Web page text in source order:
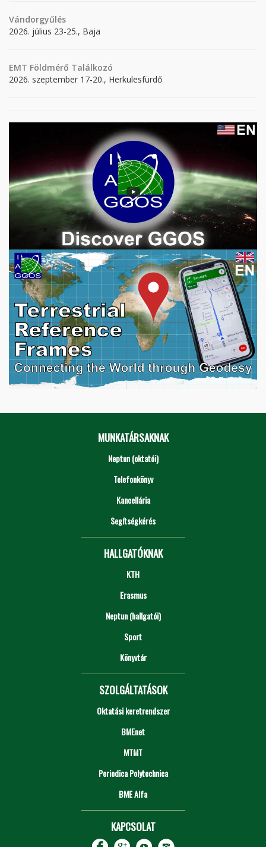
Vándorgyűlés
2026. július 23-25., Baja
EMT Földmérő Találkozó
2026. szeptember 17-20., Herkulesfürdő
MUNKATÁRSAKNAK
Neptun (oktatói)
Telefonkönyv
Kancellária
Segítségkérés
HALLGATÓKNAK
KTH
Erasmus
Neptun (hallgatói)
Sport
Könyvtár
SZOLGÁLTATÁSOK
Oktatási keretrendszer
BMEnet
MTMT
Periodica Polytechnica
BME Alfa
KAPCSOLAT